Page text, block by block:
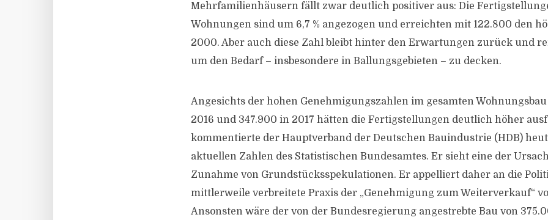
Mehrfamilienhäusern fällt zwar deutlich positiver aus: Die
Wohnungen sind um 6,7 % angezogen und erreichten mit 122.800 den
2000. Aber auch diese Zahl bleibt hinter den Erwartungen zurück und
um den Bedarf – insbesondere in Ballungsgebieten – zu decken.
Angesichts der hohen Genehmigungszahlen im gesamten
2016 und 347.900 in 2017 hätten die Fertigstellungen deutlich höher
kommentierte der Hauptverband der Deutschen Bauindustrie (HDB)
aktuellen Zahlen des Statistischen Bundesamtes. Er sieht eine der
Zunahme von Grundstücksspekulationen. Er appelliert daher an die
mittlerweile verbreitete Praxis der „Genehmigung zum Weiterverkauf“
Ansonsten wäre der von der Bundesregierung angestrebte Bau von